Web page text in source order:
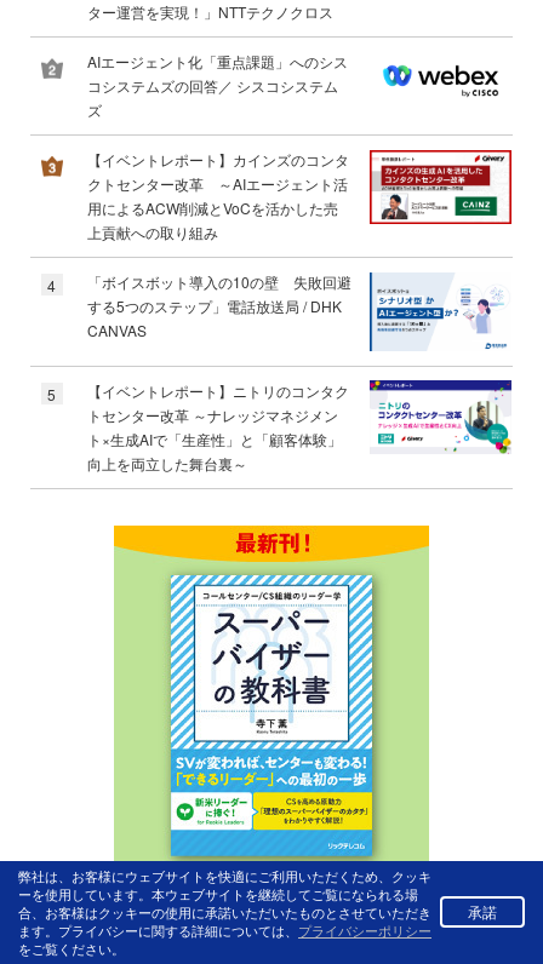
ター運営を実現！」NTTテクノクロス
AIエージェント化「重点課題」へのシス
コシステムズの回答／ シスコシステム
ズ
【イベントレポート】カインズのコンタ
クトセンター改革 ～AIエージェント活
用によるACW削減とVoCを活かした売
上貢献への取り組み
4
「ボイスボット導入の10の壁 失敗回避
する5つのステップ」電話放送局 / DHK
CANVAS
5
【イベントレポート】ニトリのコンタク
トセンター改革 ～ナレッジマネジメン
ト×生成AIで「生産性」と「顧客体験」
向上を両立した舞台裏～
弊社は、お客様にウェブサイトを快適にご利用いただくため、クッキ
ーを使用しています。本ウェブサイトを継続してご覧になられる場
合、お客様はクッキーの使用に承諾いただいたものとさせていただき
ます。プライバシーに関する詳細については、 プライバシーポリシー
をご覧ください。
承諾